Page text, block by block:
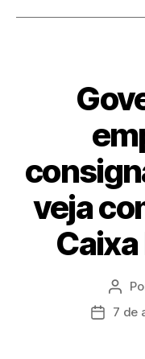
veja
Autor
do
Data7 de